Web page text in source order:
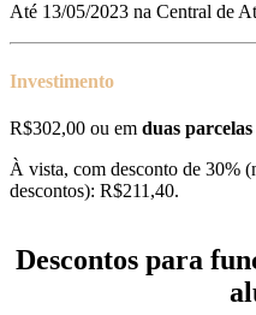
Até 13/05/2023 na Central de
Investimento
R$302,00 ou em duas
À vista, com desconto de 30%
descontos): R$211,40.
Descontos para